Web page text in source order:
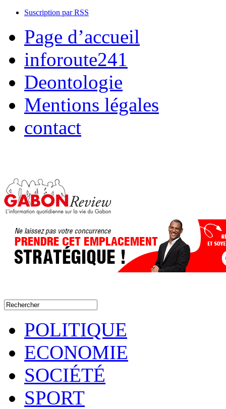
Suscription par RSS
Page d’accueil
inforoute241
Deontologie
Mentions légales
contact
POLITIQUE
ECONOMIE
SOCIÉTÉ
SPORT